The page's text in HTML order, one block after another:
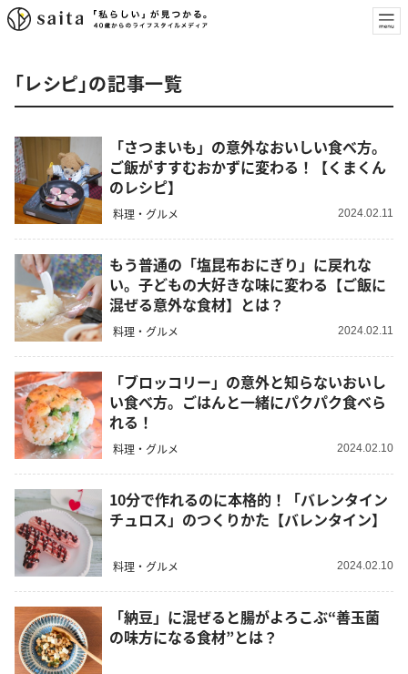
「レシピ」の記事一覧
「さつまいも」の意外なおいしい食べ方。
ご飯がすすむおかずに変わる！【くまくん
のレシピ】
料理・グルメ 2024.02.11
もう普通の「塩昆布おにぎり」に戻れな
い。子どもの大好きな味に変わる【ご飯に
混ぜる意外な食材】とは？
料理・グルメ 2024.02.11
「ブロッコリー」の意外と知らないおいし
い食べ方。ごはんと一緒にパクパク食べら
れる！
料理・グルメ 2024.02.10
10分で作れるのに本格的！「バレンタイン
チュロス」のつくりかた【バレンタイン】
料理・グルメ 2024.02.10
「納豆」に混ぜると腸がよろこぶ“善玉菌
の味方になる食材”とは？